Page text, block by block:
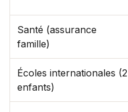
Santé (assurance
famille)
Écoles internationales (2
enfants)